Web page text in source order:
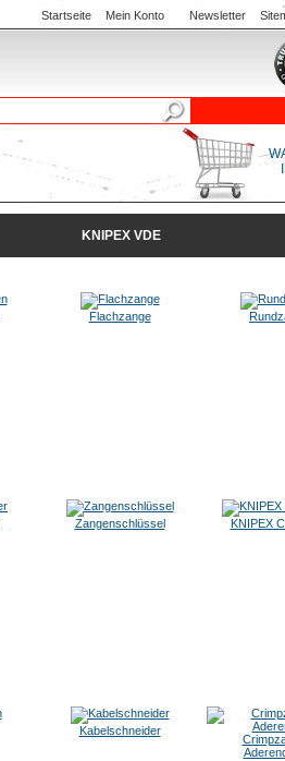
Startseite Mein Konto Newsletter
KNIPEX VDE
Flachzange
Zangenschlüssel KNIPEX
Kabelschneider